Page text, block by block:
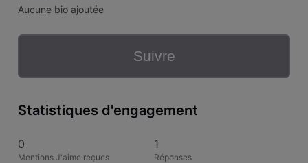
Aucune bio ajoutée
Suivre
Statistiques d'engagement
0
Mentions J'aime reçues
1
Réponses